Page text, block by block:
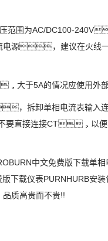
为AC/DC100-240V
电源，建议在火线一
于5A的情况应使用外
拆卸单相电流表输入
要直接连接CT，以便
中文免费版下载单相
仪表PURNHURB安装
质高贵而不贵!!